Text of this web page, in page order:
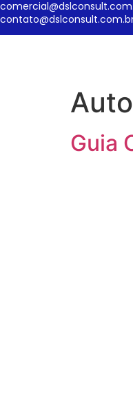
Guia